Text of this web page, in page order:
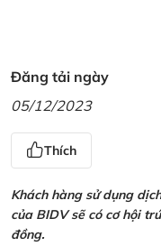
Đăng tải ngày
05/12/2023
Thích
Khách hàng sử dụng
của BIDV sẽ có cơ hội
đồng.